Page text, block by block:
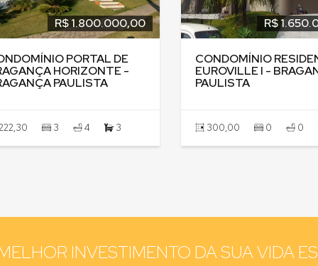
R$ 1.800.000,00
PORTAL DE
HORIZONTE -
PAULISTA
3 4 3
R$
CONDOMÍNIO
EUROVILLE I -
PAULISTA
300,00 0 0
INVESTIMENTO DA SUA VIDA